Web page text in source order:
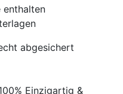
enthalten
abgesichert
Einzigartig &